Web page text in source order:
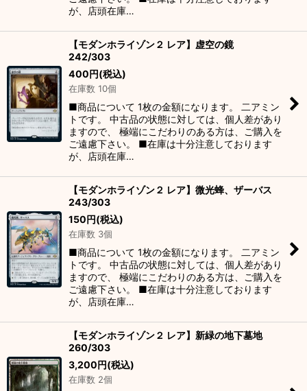
が、店頭在庫…
【モダンホライゾン２ レア】虚空の鏡
242/303
400円(税込)
在庫数 10個
■商品について 1枚の金額になります。 二アミン
トです。 中古品の状態に対しては、個人差があり
ますので、 極端にこだわりのある方は、ご購入を
ご遠慮下さい。 ■在庫は十分注意しております
が、店頭在庫…
【モダンホライゾン２ レア】微光蜂、ザーバス
243/303
150円(税込)
在庫数 3個
■商品について 1枚の金額になります。 二アミン
トです。 中古品の状態に対しては、個人差があり
ますので、 極端にこだわりのある方は、ご購入を
ご遠慮下さい。 ■在庫は十分注意しております
が、店頭在庫…
【モダンホライゾン２ レア】新緑の地下墓地
260/303
3,200円(税込)
在庫数 2個